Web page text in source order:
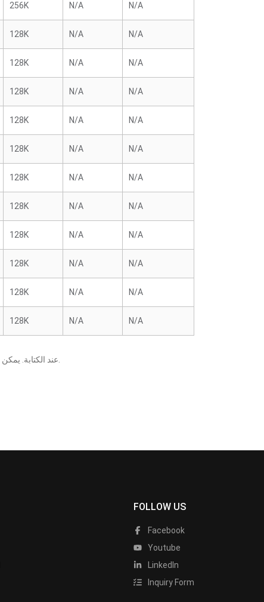
256K N/A N/A
128K N/A N/A
128K N/A N/A
128K N/A N/A
128K N/A N/A
128K N/A N/A
128K N/A N/A
128K N/A N/A
128K N/A N/A
128K N/A N/A
128K N/A N/A
128K N/A N/A
FOLLOW US
Facebook
Youtube
LinkedIn
Inquiry Form